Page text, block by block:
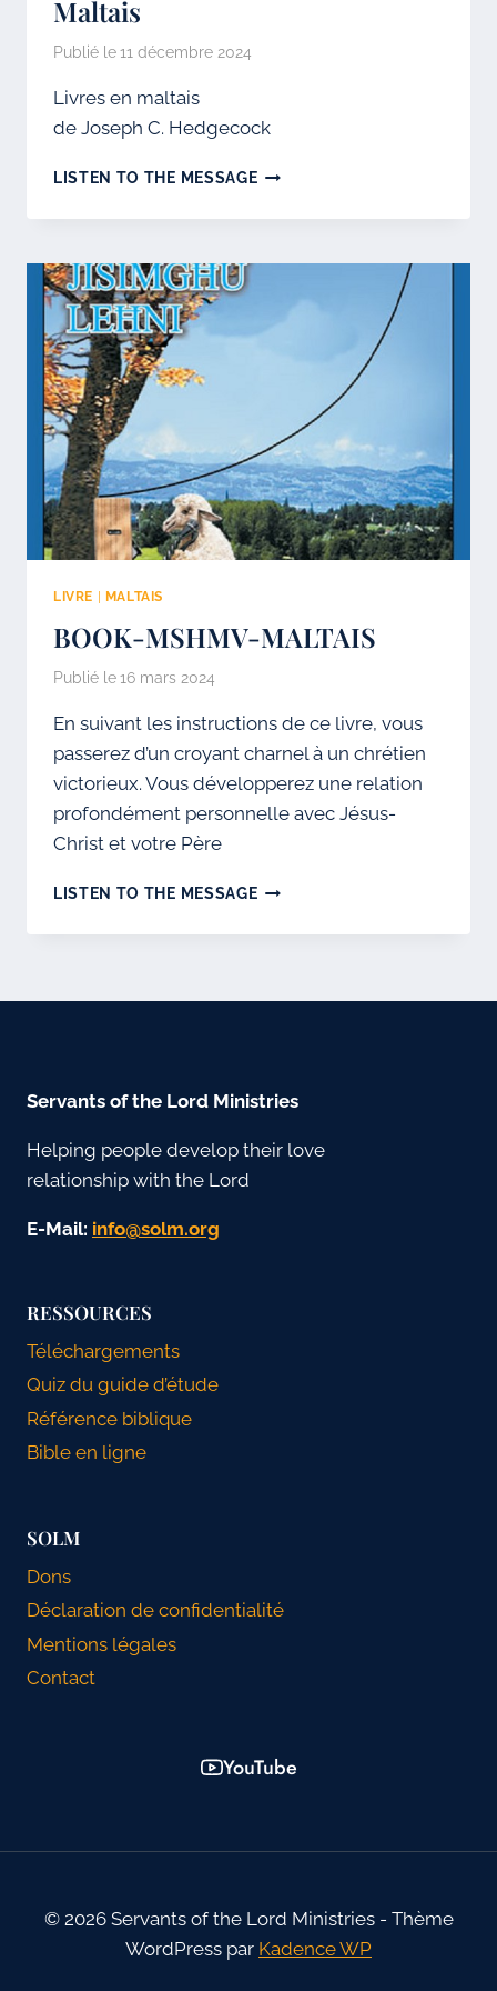
Maltais
Publié le11 décembre 2024
Livres en maltais
de Joseph C. Hedgecock
LISTEN TO THE MESSAGEMALTAIS
LIVRE | MALTAIS
BOOK-MSHMV-MALTAIS
Publié le16 mars 2024
En suivant les instructions de ce livre, vous
passerez d’un croyant charnel à un chrétien
victorieux. Vous développerez une relation
profondément personnelle avec Jésus-
Christ et votre Père
LISTEN TO THE MESSAGEBOOK-
MALTAIS
Servants of the Lord Ministries
Helping people develop their love
relationship with the Lord
E-Mail: gro.mlos@ofni
RESSOURCES
Téléchargements
Quiz du guide d’étude
Référence biblique
Bible en ligne
SOLM
Dons
Déclaration de confidentialité
Mentions légales
Contact
YouTube
© 2026 Servants of the Lord Ministries - Thème
WordPress par Kadence WP